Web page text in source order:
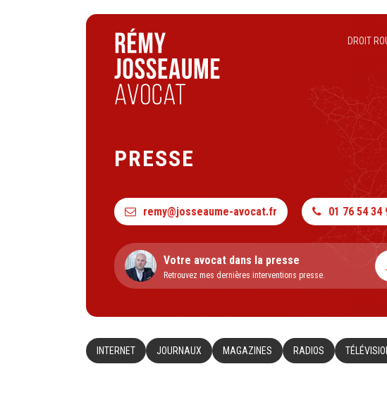
DROIT
PRESSE
remy@josseaume-avocat.fr 01 76 54 34
Votre avocat dans la presse
Retrouvez mes dernières interventions presse.
INTERNET JOURNAUX MAGAZINES RADIOS